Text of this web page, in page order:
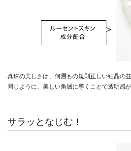
真珠の美しさは、何層もの規則正しい結晶の
同じように、美しい角層に導くことで透明感が
サラッとなじむ！